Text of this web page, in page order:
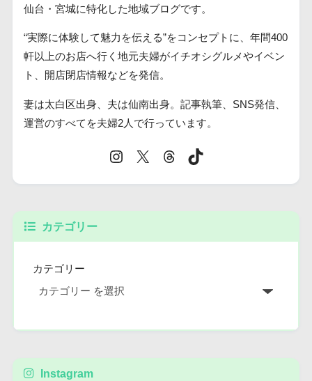
仙台・宮城に特化した地域ブログです。
“実際に体験して魅力を伝える”をコンセプトに、年間400
軒以上のお店へ行く地元夫婦がイチオシグルメやイベン
ト、開店閉店情報などを発信。
妻は太白区出身、夫は仙南出身。記事執筆、SNS発信、
運営のすべてを夫婦2人で行っています。
カテゴリー
カテゴリー
Instagram